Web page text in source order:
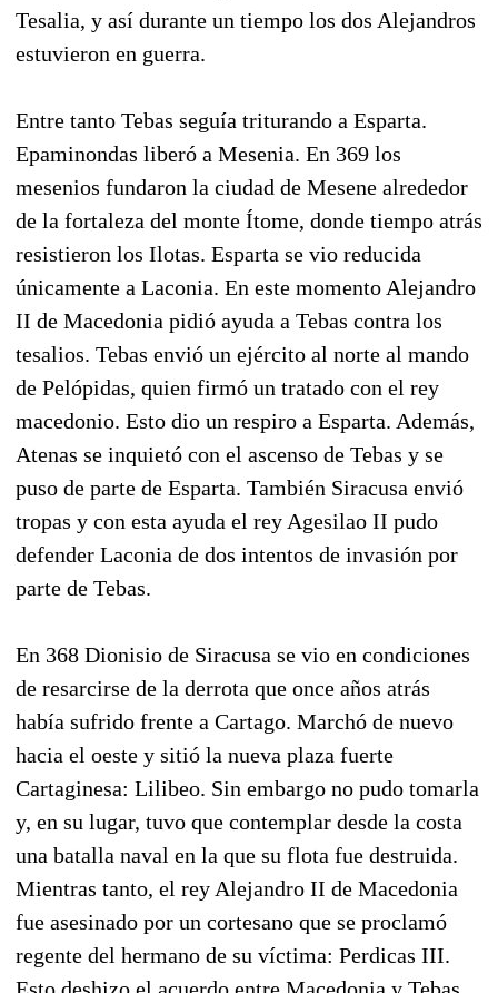
Tesalia, y así durante un tiempo los dos Alejandros
estuvieron en guerra.
Entre tanto Tebas seguía triturando a Esparta.
Epaminondas liberó a Mesenia. En 369 los
mesenios fundaron la ciudad de Mesene alrededor
de la fortaleza del monte Ítome, donde tiempo atrás
resistieron los Ilotas. Esparta se vio reducida
únicamente a Laconia. En este momento Alejandro
II de Macedonia pidió ayuda a Tebas contra los
tesalios. Tebas envió un ejército al norte al mando
de Pelópidas, quien firmó un tratado con el rey
macedonio. Esto dio un respiro a Esparta. Además,
Atenas se inquietó con el ascenso de Tebas y se
puso de parte de Esparta. También Siracusa envió
tropas y con esta ayuda el rey Agesilao II pudo
defender Laconia de dos intentos de invasión por
parte de Tebas.
En 368 Dionisio de Siracusa se vio en condiciones
de resarcirse de la derrota que once años atrás
había sufrido frente a Cartago. Marchó de nuevo
hacia el oeste y sitió la nueva plaza fuerte
Cartaginesa: Lilibeo. Sin embargo no pudo tomarla
y, en su lugar, tuvo que contemplar desde la costa
una batalla naval en la que su flota fue destruida.
Mientras tanto, el rey Alejandro II de Macedonia
fue asesinado por un cortesano que se proclamó
regente del hermano de su víctima: Perdicas III.